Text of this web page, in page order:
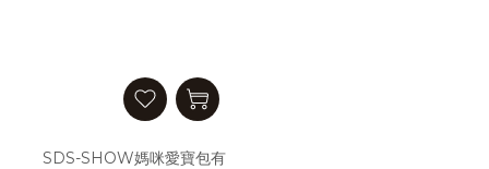
SDS-SHOW媽咪愛寶包有